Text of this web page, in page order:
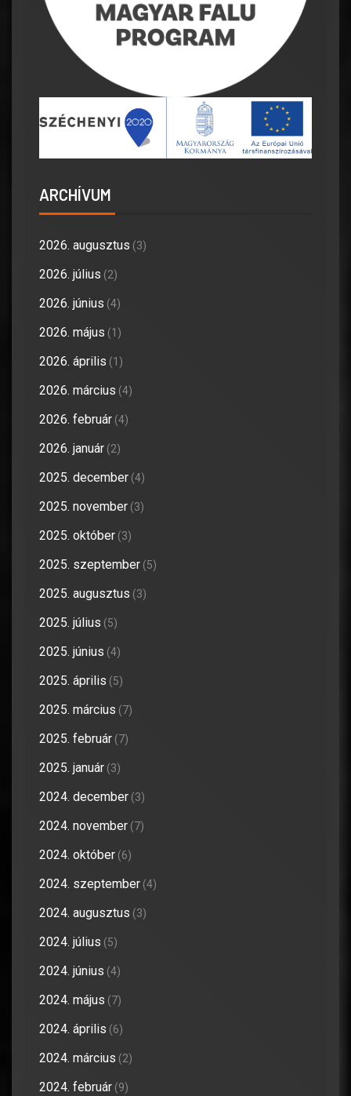
ARCHÍVUM
2026. augusztus (3)
2026. július (2)
2026. június (4)
2026. május (1)
2026. április (1)
2026. március (4)
2026. február (4)
2026. január (2)
2025. december (4)
2025. november (3)
2025. október (3)
2025. szeptember (5)
2025. augusztus (3)
2025. július (5)
2025. június (4)
2025. április (5)
2025. március (7)
2025. február (7)
2025. január (3)
2024. december (3)
2024. november (7)
2024. október (6)
2024. szeptember (4)
2024. augusztus (3)
2024. július (5)
2024. június (4)
2024. május (7)
2024. április (6)
2024. március (2)
2024. február (9)